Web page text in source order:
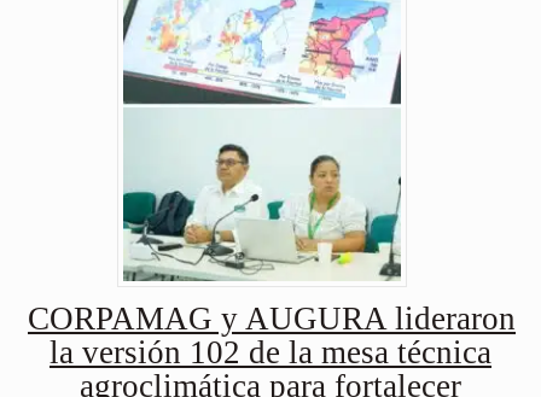
CORPAMAG y AUGURA lideraron
la versión 102 de la mesa técnica
agroclimática para fortalecer